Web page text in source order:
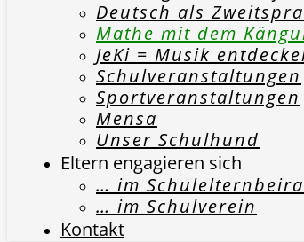
Deutsch als
Mathe mit dem
JeKi = Musik
Schulveranstaltungen
Sportveranstaltungen
Mensa
Unser Schulhund
Eltern engagieren sich
… im
… im Schulverein
Kontakt